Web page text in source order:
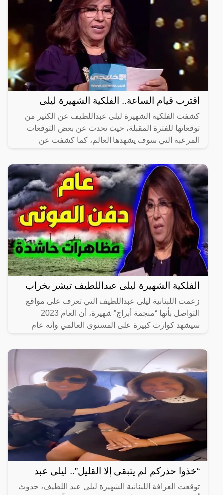
اقترب قيام الساعة.. الفلكية الشهيرة ليلى
كشفت الفلكية الشهيرة ليلى عبداللطيف عن الكثير من
توقعاتها للفترة المقبلة، حيث تحدث عن بعض التوقعات
المرعبة التي سوف يشهدها العالم، كما كشفت عن
الفلكية الشهيرة ليلى عبداللطيف تبشر بخراب
زعمت اللبنانية ليلى عبداللطيف التي تعرف على مواقع
التواصل بأنها “منجمة أبراج” شهيرة، أن العام 2023
سيشهد كوارث كبيرة على المستوى العالمي وأنه عام
“خذوا حذركم لم يتبقى إلا القليل”.. ليلى عبد
توقعت العرافة اللبنانية الشهيرة ليلى عبد اللطيف، حدوث